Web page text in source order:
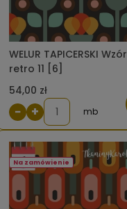
WELUR TAPICERSKI Wzór
retro 11 [6]
54,00 zł
− + mb
Na zamówienie